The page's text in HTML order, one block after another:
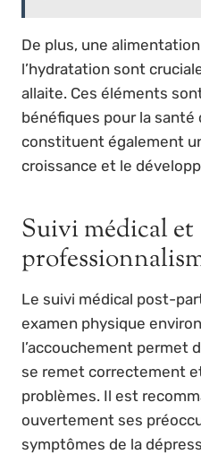
De plus, une alimentation
l’hydratation sont
allaite. Ces éléments
bénéfiques pour la santé
constituent également
croissance et le
Suivi médical et
Le suivi médical post-
examen physique
l’accouchement permet
se remet correctement
problèmes. Il est
ouvertement ses
symptômes de la